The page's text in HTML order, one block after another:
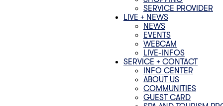
SERVICE PROVIDER
LIVE + NEWS
NEWS
EVENTS
WEBCAM
LIVE-INFOS
SERVICE + CONTACT
INFO CENTER
ABOUT US
COMMUNITIES
GUEST CARD